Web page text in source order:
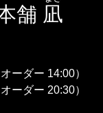
舗 凪
ーダー 14:00）
ーダー 20:30）